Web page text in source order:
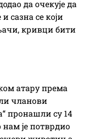
да очекује да
сазна се који
кривци бити
атару према
чланови
пронашли су 14
је потврдио